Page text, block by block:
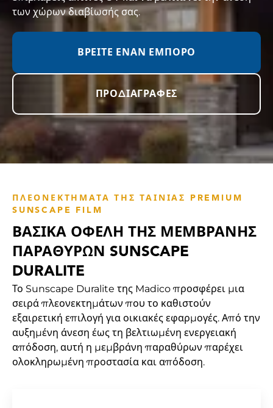
των χώρων διαβίωσής σας.
ΒΡΕΊΤΕ ΈΝΑΝ ΈΜΠΟΡΟ
ΠΡΟΔΙΑΓΡΑΦΈΣ
ΠΛΕΟΝΕΚΤΉΜΑΤΑ ΤΗΣ ΤΑΙΝΊΑΣ PREMIUM
SUNSCAPE FILM
ΒΑΣΙΚΆ ΟΦΈΛΗ ΤΗΣ ΜΕΜΒΡΆΝΗΣ
ΠΑΡΑΘΎΡΩΝ SUNSCAPE
DURALITE
Το Sunscape Duralite της Madico προσφέρει μια
σειρά πλεονεκτημάτων που το καθιστούν
εξαιρετική επιλογή για οικιακές εφαρμογές. Από την
αυξημένη άνεση έως τη βελτιωμένη ενεργειακή
απόδοση, αυτή η μεμβράνη παραθύρων παρέχει
ολοκληρωμένη προστασία και απόδοση.